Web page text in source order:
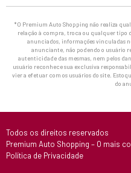
*O Premium Auto Shopping não realiza
relação à compra, troca ou qualquer tipo
anunciados, informações vinculadas
anunciante, não podendo o usuário
autenticidade das mesmas, nem pelos
usuário reconhece sua exclusiva
vier a efetuar com os usuários do site.
do
Todos os direitos reservados
Premium Auto Shopping – O mais
Política de Privacidade